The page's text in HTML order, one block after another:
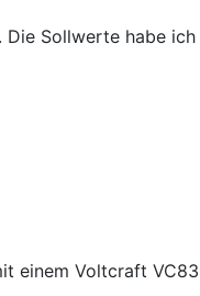
Sollwerte habe ich
einem Voltcraft